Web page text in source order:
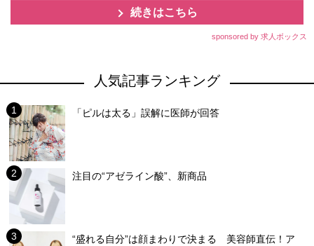
続きはこちら
sponsored by 求人ボックス
人気記事ランキング
「ピルは太る」誤解に医師が回答
注目の“アゼライン酸”、新商品
“盛れる自分”は顔まわりで決まる 美容師直伝！ア